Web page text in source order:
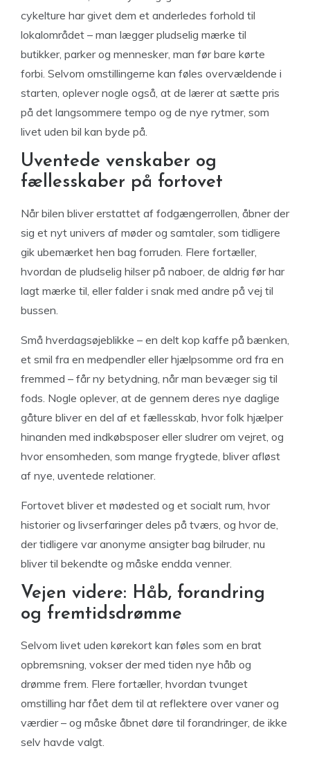
cykelture har givet dem et anderledes forhold til
lokalområdet – man lægger pludselig mærke til
butikker, parker og mennesker, man før bare kørte
forbi. Selvom omstillingerne kan føles overvældende i
starten, oplever nogle også, at de lærer at sætte pris
på det langsommere tempo og de nye rytmer, som
livet uden bil kan byde på.
Uventede venskaber og
fællesskaber på fortovet
Når bilen bliver erstattet af fodgængerrollen, åbner der
sig et nyt univers af møder og samtaler, som tidligere
gik ubemærket hen bag forruden. Flere fortæller,
hvordan de pludselig hilser på naboer, de aldrig før har
lagt mærke til, eller falder i snak med andre på vej til
bussen.
Små hverdagsøjeblikke – en delt kop kaffe på bænken,
et smil fra en medpendler eller hjælpsomme ord fra en
fremmed – får ny betydning, når man bevæger sig til
fods. Nogle oplever, at de gennem deres nye daglige
gåture bliver en del af et fællesskab, hvor folk hjælper
hinanden med indkøbsposer eller sludrer om vejret, og
hvor ensomheden, som mange frygtede, bliver afløst
af nye, uventede relationer.
Fortovet bliver et mødested og et socialt rum, hvor
historier og livserfaringer deles på tværs, og hvor de,
der tidligere var anonyme ansigter bag bilruder, nu
bliver til bekendte og måske endda venner.
Vejen videre: Håb, forandring
og fremtidsdrømme
Selvom livet uden kørekort kan føles som en brat
opbremsning, vokser der med tiden nye håb og
drømme frem. Flere fortæller, hvordan tvunget
omstilling har fået dem til at reflektere over vaner og
værdier – og måske åbnet døre til forandringer, de ikke
selv havde valgt.